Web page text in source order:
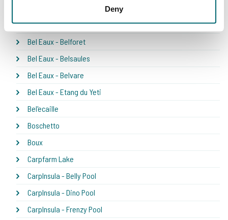
Deny
* NEW * Karperdroom - Artjeswiel
* NEW * Karperdroom - Extreme
Bel Eaux - Belforet
Bel Eaux - Belsaules
Bel Eaux - Belvare
Bel Eaux - Etang du Yeti
Bel'ecaille
Boschetto
Boux
Carpfarm Lake
CarpInsula - Belly Pool
CarpInsula - Dino Pool
CarpInsula - Frenzy Pool